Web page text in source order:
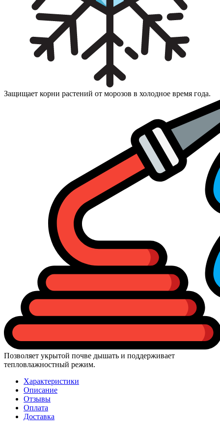
Защищает корни растений от морозов в холодное время года.
Позволяет укрытой почве дышать и поддерживает
тепловлажностный режим.
Характеристики
Описание
Отзывы
Оплата
Доставка